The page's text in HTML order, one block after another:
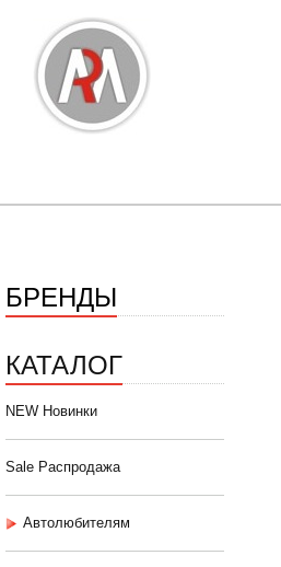
БРЕНДЫ
КАТАЛОГ
NEW Новинки
Sale Распродажа
Автолюбителям